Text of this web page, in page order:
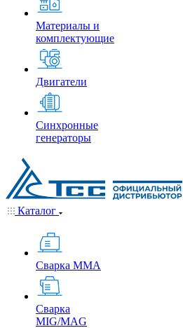
Материалы и
комплектующие
Двигатели
Синхронные
генераторы
Каталог
Сварка MMA
Сварка
MIG/MAG